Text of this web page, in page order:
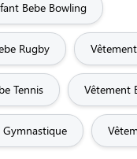
Bebe Bowling
Rugby
Tennis Vêtement